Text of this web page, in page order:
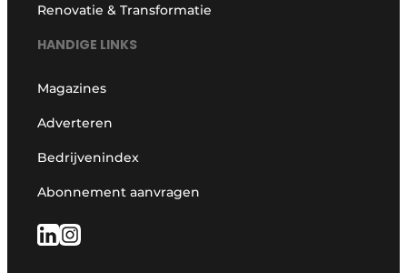
Renovatie & Transformatie
HANDIGE LINKS
Magazines
Adverteren
Bedrijvenindex
Abonnement aanvragen